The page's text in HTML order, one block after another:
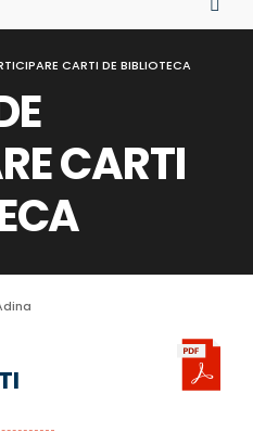
CARTI DE BIBLIOTECA
CARTI